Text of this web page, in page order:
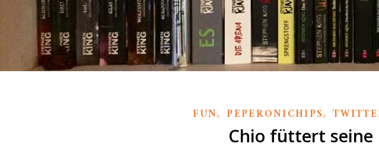
FUN,PEPERONICHIPS,
Chio füttert seine